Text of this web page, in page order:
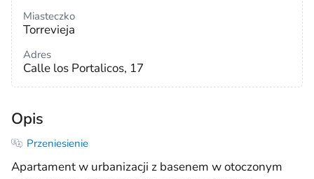
Miasteczko
Torrevieja
Adres
Calle los Portalicos, 17
Opis
Przeniesienie
Apartament w urbanizacji z basenem w otoczonym